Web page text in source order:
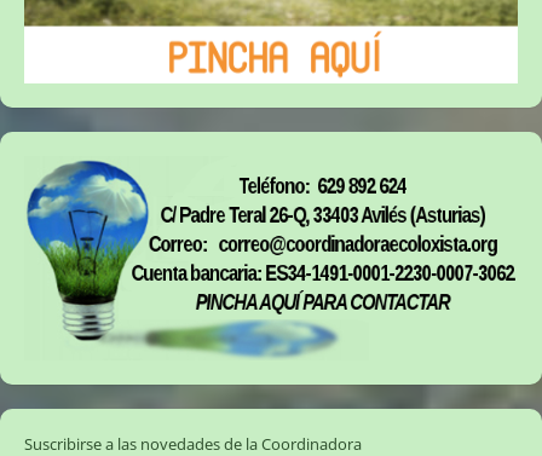
Suscribirse a las novedades de la Coordinadora